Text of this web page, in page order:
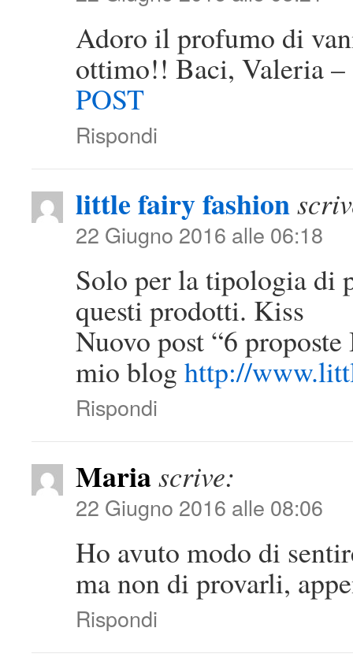
Adoro il profumo di
ottimo!! Baci, Valeria
POST
Rispondi
little fairy fashion
22 Giugno 2016 alle 06:18
Solo per la tipologia di
questi prodotti. Kiss
Nuovo post “6
mio blog http://
Rispondi
Mariascrive:
22 Giugno 2016 alle 08:06
Ho avuto modo di
ma non di provarli,
Rispondi